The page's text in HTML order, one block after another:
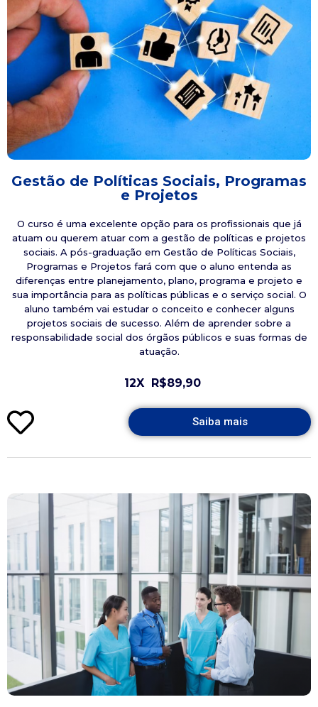
Gestão de Políticas Sociais, Programas
e Projetos
O curso é uma excelente opção para os profissionais que já
atuam ou querem atuar com a gestão de políticas e projetos
sociais. A pós-graduação em Gestão de Políticas Sociais,
Programas e Projetos fará com que o aluno entenda as
diferenças entre planejamento, plano, programa e projeto e
sua importância para as políticas públicas e o serviço social. O
aluno também vai estudar o conceito e conhecer alguns
projetos sociais de sucesso. Além de aprender sobre a
responsabilidade social dos órgãos públicos e suas formas de
atuação.
12X R$89,90
Saiba mais